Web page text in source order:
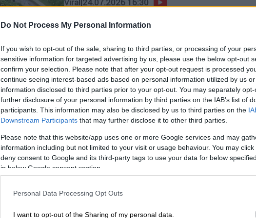
Do Not Process My Personal Information
If you wish to opt-out of the sale, sharing to third parties, or processing of your
sensitive information for targeted advertising by us, please use the below opt-out
confirm your selection. Please note that after your opt-out request is processed
continue seeing interest-based ads based on personal information utilized by us
information disclosed to third parties prior to your opt-out. You may separately
further disclosure of your personal information by third parties on the IAB’s list of
participants. This information may also be disclosed by us to third parties on the
Downstream Participants that may further disclose it to other third parties.
Please note that this website/app uses one or more Google services and may
information including but not limited to your visit or usage behaviour. You may
deny consent to Google and its third-party tags to use your data for below
in below Google consent section.
Personal Data Processing Opt Outs
I want to opt-out of the Sharing of my personal data.
Viral|24.07.2026 16:30
σκύλο να προσέξει το ρύζι από τη
Η αφοσίωσή του συγκινεί
Viral|21.07.2026 10:00
Ηρωικός σκύλος έσωσε 6χρονο
από επίθεση αρκούδας –
Βραβεύτηκε για τη γενναιότητά
του
Βίντεο δείχνει την αρκούδα να